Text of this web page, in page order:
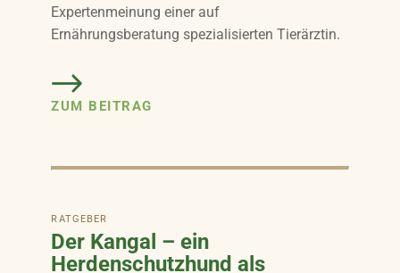
Expertenmeinung einer auf
Ernährungsberatung spezialisierten Tierärztin.
ZUM BEITRAG
RATGEBER
Der Kangal – ein
Herdenschutzhund als